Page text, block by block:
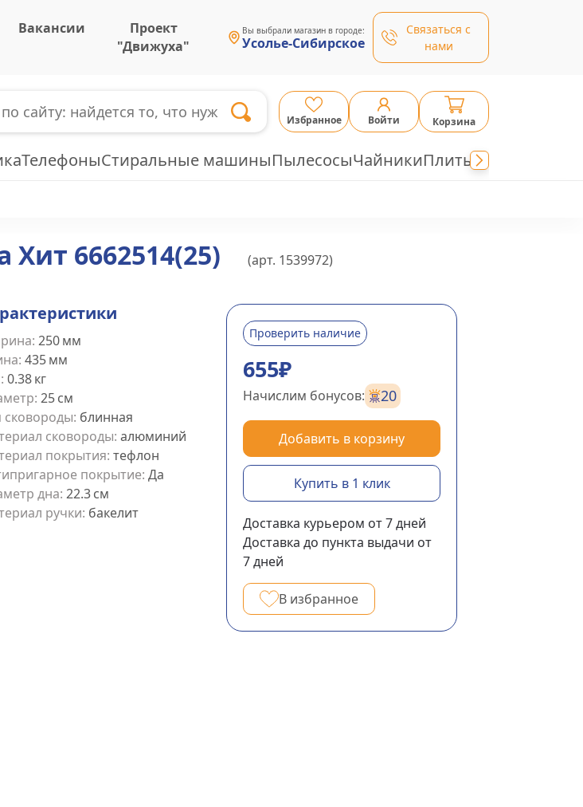
Вакансии
Проект
"Движуха"
Вы выбрали магазин в городе:
Усолье-Сибирское
Связаться с
нами
Избранное Войти Корзина
ТелефоныСтиральные машиныПылесосыЧайникиПлиты
6662514(25) (арт. 1539972)
655₽
Проверить наличие
Начислим бонусов: 20
Добавить в корзину
Купить в 1 клик
Доставка курьером от 7дней
Доставка до пункта выдачи от
7дней
В избранное
: 250мм
: 435мм
: 0.38кг
: 25см
сковороды: блинная
сковороды: алюминий
покрытия: тефлон
покрытие: Да
дна: 22.3см
ручки: бакелит